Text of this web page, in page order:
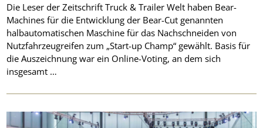
Die Leser der Zeitschrift Truck & Trailer Welt haben Bear-
Machines für die Entwicklung der Bear-Cut genannten
halbautomatischen Maschine für das Nachschneiden von
Nutzfahrzeugreifen zum „Start-up Champ“ gewählt. Basis für
die Auszeichnung war ein Online-Voting, an dem sich
insgesamt …